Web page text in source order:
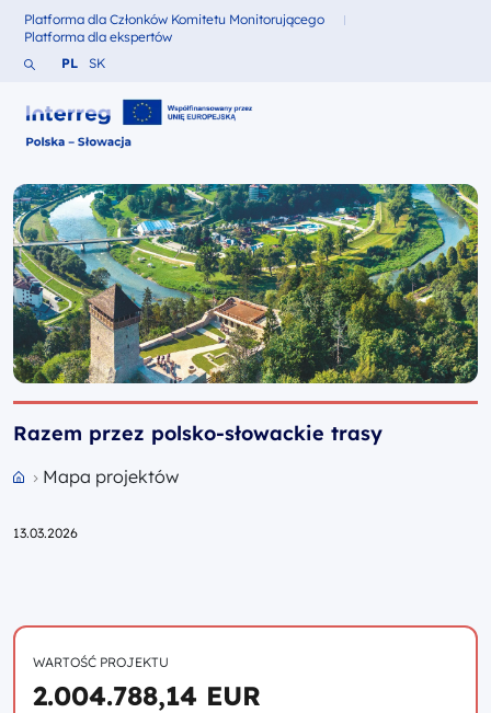
Fundusze dla
Platforma dla Członków Komitetu Monitorującego
Fundusze dla
Platforma dla ekspertów
Szukaj w serwisie
Zmień język na Polski
PL Zmień język na Słowacki
SK
Razem przez polsko-słowackie trasy
Mapa projektów
13.03.2026
WARTOŚĆ PROJEKTU
2.004.788,14 EUR